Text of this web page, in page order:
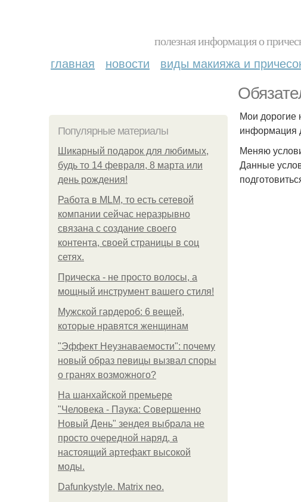
полезная информация о
главная новости виды макияжа и
Популярные материалы
Шикарный подарок для любимых,
будь то 14 февраля, 8 марта или
день рождения!
Работа в MLM, то есть сетевой
компании сейчас неразрывно
связана с создание своего
контента, своей страницы в соц
сетях.
Прическа - не просто волосы, а
мощный инструмент вашего стиля!
Мужской гардероб: 6 вещей,
которые нравятся женщинам
"Эффект Неузнаваемости": почему
новый образ певицы вызвал споры
о гранях возможного?
На шанхайской премьере
"Человека - Паука: Совершенно
Новый День" зендея выбрала не
просто очередной наряд, а
настоящий артефакт высокой
моды.
Dafunkystyle. Matrix neo.
Мои дорогие
информация
Меняю
Данные